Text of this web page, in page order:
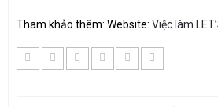
Tham khảo thêm: Website: Việc làm